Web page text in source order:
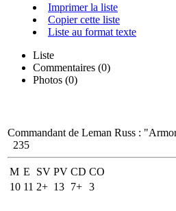
Imprimer la liste
Copier cette liste
Liste au format texte
Liste
Commentaires (0)
Photos (0)
Commandant de Leman Russ :
235
M E SV PV CD CO
10 11 2+ 13 7+ 3